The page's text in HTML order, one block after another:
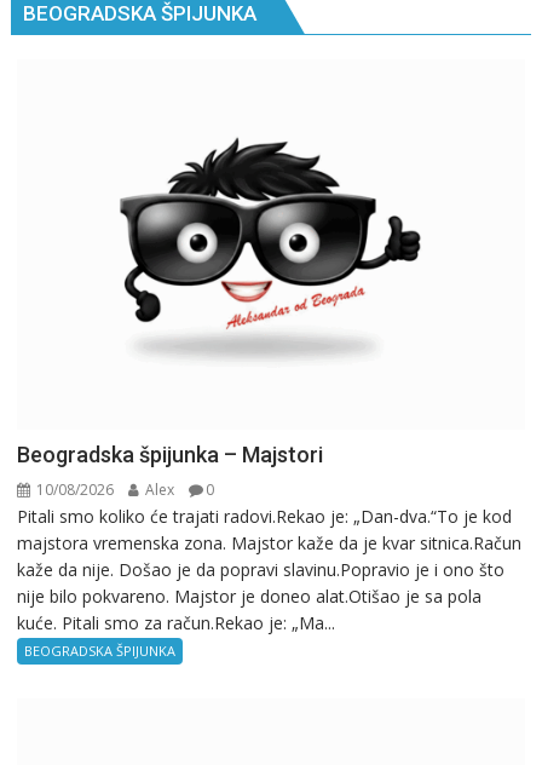
BEOGRADSKA ŠPIJUNKA
Beogradska špijunka – Majstori
10/08/2026 Alex 0
Pitali smo koliko će trajati radovi.Rekao je: „Dan-dva.“To je kod
majstora vremenska zona. Majstor kaže da je kvar sitnica.Račun
kaže da nije. Došao je da popravi slavinu.Popravio je i ono što
nije bilo pokvareno. Majstor je doneo alat.Otišao je sa pola
kuće. Pitali smo za račun.Rekao je: „Ma...
BEOGRADSKA ŠPIJUNKA